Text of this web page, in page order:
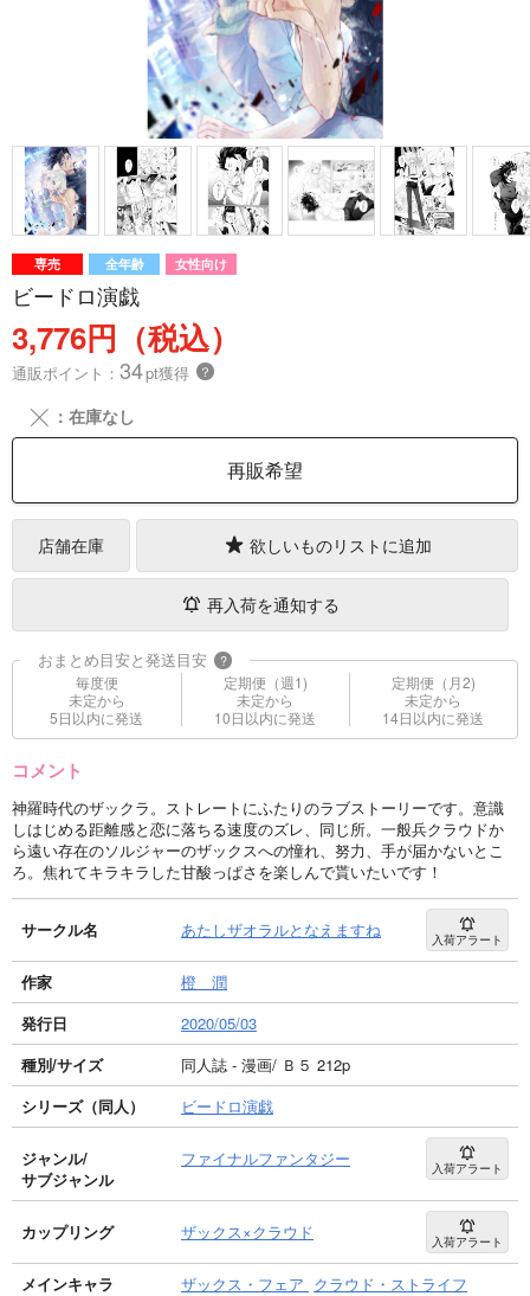
専売 全年齢 女性向け
ビードロ演戯
3,776円（税込）
通販ポイント： 34pt獲得 ？
╳ ：在庫なし
再販希望
店舗在庫 欲しいものリストに追加
再入荷を通知する
おまとめ目安と発送目安 ?
毎度便
未定から
5日以内に発送
定期便（週1)
未定から
10日以内に発送
定期便（月2)
未定から
14日以内に発送
コメント
神羅時代のザックラ。ストレートにふたりのラブストーリーです。意識
しはじめる距離感と恋に落ちる速度のズレ、同じ所。一般兵クラウドか
ら遠い存在のソルジャーのザックスへの憧れ、努力、手が届かないとこ
ろ。焦れてキラキラした甘酸っぱさを楽しんで貰いたいです！
サークル名 あたしザオラルとなえますね 入荷アラート
作家
橙 潤
発行日
2020/05/03
種別/サイズ
同人誌 - 漫画/ Ｂ５ 212p
シリーズ（同人）
ビードロ演戯
ジャンル/
サブジャンル
ファイナルファンタジー 入荷アラート
カップリング ザックス×クラウド 入荷アラート
メインキャラ ザックス・フェア クラウド・ストライフ